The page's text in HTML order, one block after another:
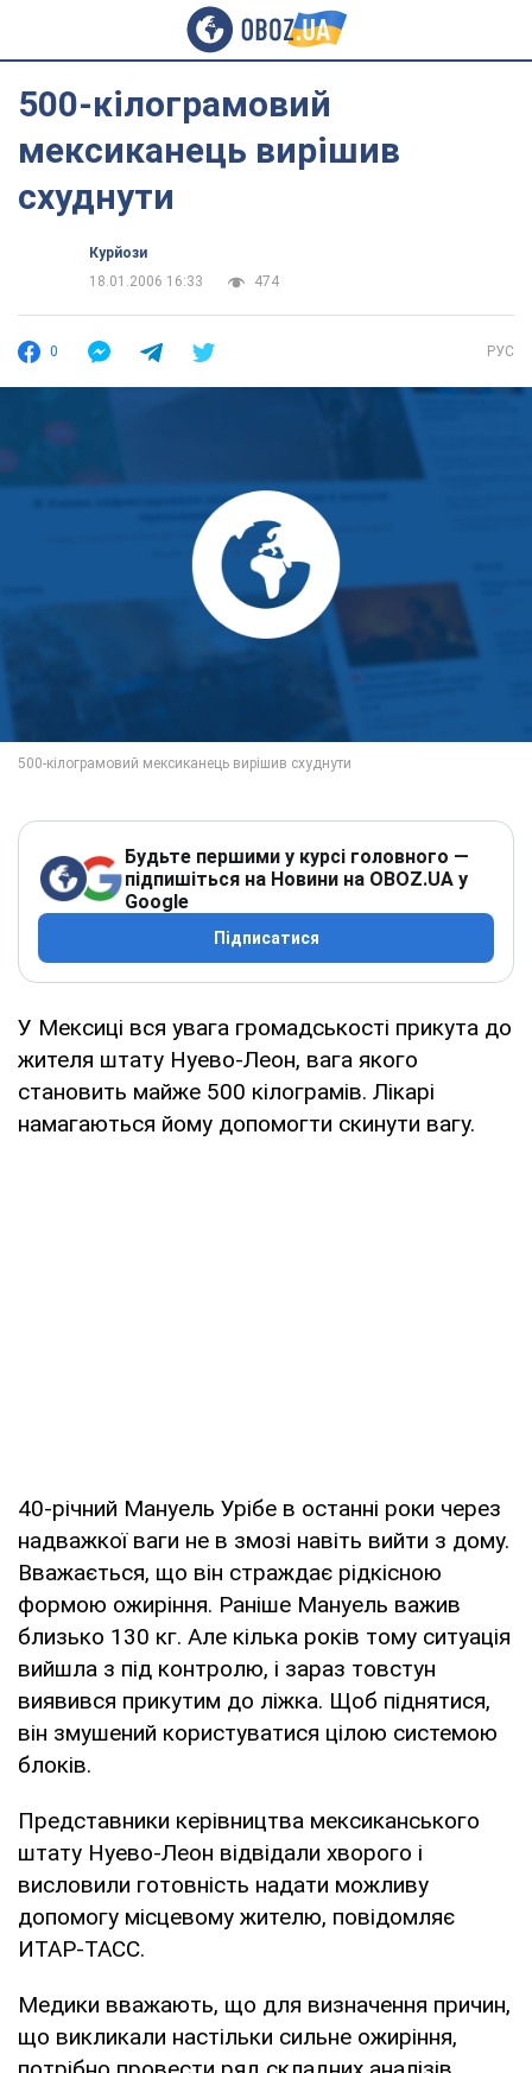
500-кілограмовий
мексиканець вирішив
схуднути
Курйози
18.01.2006 16:33
474
0 РУС
Будьте першими у курсі головного —
підпишіться на Новини на OBOZ.UA у
Google
Підписатися
У Мексиці вся увага громадськості прикута до
жителя штату Нуево-Леон, вага якого
становить майже 500 кілограмів. Лікарі
намагаються йому допомогти скинути вагу.
40-річний Мануель Урібе в останні роки через
надважкої ваги не в змозі навіть вийти з дому.
Вважається, що він страждає рідкісною
формою ожиріння. Раніше Мануель важив
близько 130 кг. Але кілька років тому ситуація
вийшла з під контролю, і зараз товстун
виявився прикутим до ліжка. Щоб піднятися,
він змушений користуватися цілою системою
блоків.
Представники керівництва мексиканського
штату Нуево-Леон відвідали хворого і
висловили готовність надати можливу
допомогу місцевому жителю, повідомляє
ИТАР-ТАСС.
Медики вважають, що для визначення причин,
що викликали настільки сильне ожиріння,